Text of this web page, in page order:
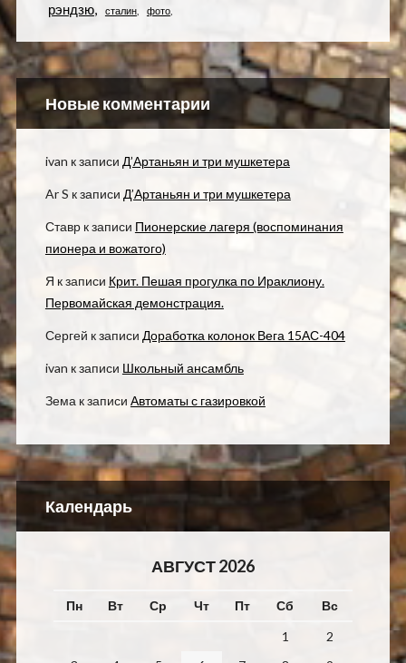
рэндзю сталин фото
Новые комментарии
ivan к записи Д’Артаньян и три мушкетера
Ar S к записи Д’Артаньян и три мушкетера
Ставрк записи Пионерские лагеря (воспоминания
пионера и вожатого)
Я к записи Крит. Пешая прогулка по Ираклиону.
Первомайская демонстрация.
Сергей к записи Доработка колонок Вега 15АС-404
ivan к записи Школьный ансамбль
Зема к записи Автоматы с газировкой
Календарь
АВГУСТ 2026
Пн Вт Ср Чт Пт Сб
Вс
1
2